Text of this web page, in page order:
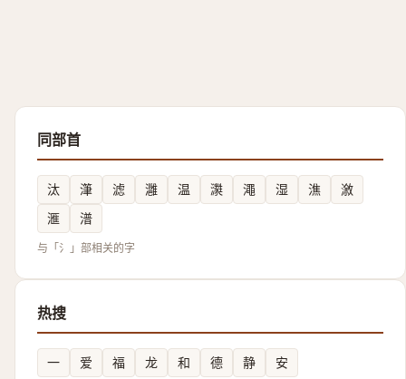
同部首
汰 潷 滤 灉 温 㶙 澠 湿 潐
漵
滙
潽
与「氵」部相关的字
热搜
一 爱 福 龙 和 德 静 安